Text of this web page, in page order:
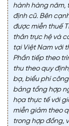
hành hàng năm,
định cũ. Bên
được miễn thuế
thân trực hệ và
tại Việt Nam với
Phần tiếp theo
thu theo quy
bạ, biểu phí
bảng tổng hợp
họa thực tế với
miễn giảm theo
trong hợp đồng,